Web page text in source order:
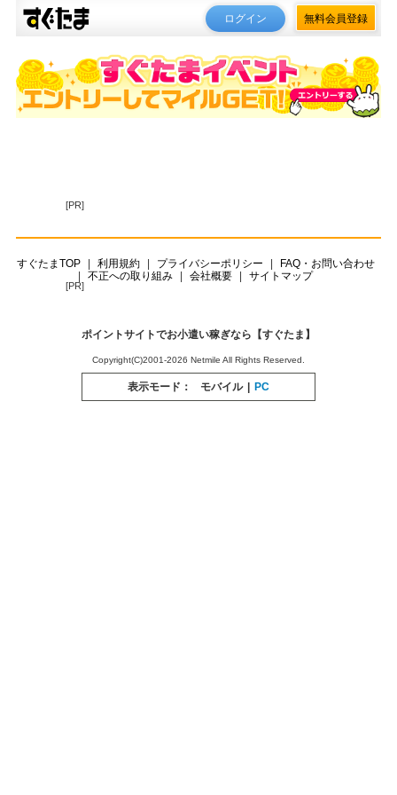
ログイン 無料会員登録
[PR]
すぐたまTOP 利用規約 プライバシーポリシー
FAQ・お問い合わせ
不正への取り組み
会社概要 サイトマップ
[PR]
ポイントサイトでお小遣い稼ぎなら【すぐたま】
Copyright(C)2001-2026 Netmile All Rights Reserved.
表示モード： モバイル PC